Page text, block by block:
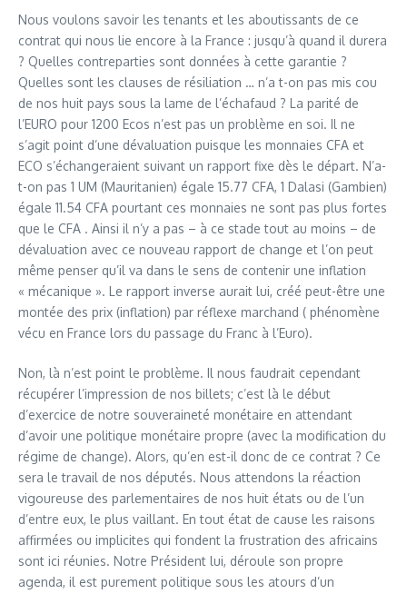
Nous voulons savoir les tenants et les aboutissants de ce
contrat qui nous lie encore à la France : jusqu’à quand il durera
? Quelles contreparties sont données à cette garantie ?
Quelles sont les clauses de résiliation … n’a t-on pas mis cou
de nos huit pays sous la lame de l’échafaud ? La parité de
l’EURO pour 1200 Ecos n’est pas un problème en soi. Il ne
s’agit point d’une dévaluation puisque les monnaies CFA et
ECO s’échangeraient suivant un rapport fixe dès le départ. N’a-
t-on pas 1 UM (Mauritanien) égale 15.77 CFA, 1 Dalasi (Gambien)
égale 11.54 CFA pourtant ces monnaies ne sont pas plus fortes
que le CFA . Ainsi il n’y a pas – à ce stade tout au moins – de
dévaluation avec ce nouveau rapport de change et l’on peut
même penser qu’il va dans le sens de contenir une inflation
« mécanique ». Le rapport inverse aurait lui, créé peut-être une
montée des prix (inflation) par réflexe marchand ( phénomène
vécu en France lors du passage du Franc à l’Euro).
Non, là n’est point le problème. Il nous faudrait cependant
récupérer l’impression de nos billets; c’est là le début
d’exercice de notre souveraineté monétaire en attendant
d’avoir une politique monétaire propre (avec la modification du
régime de change). Alors, qu’en est-il donc de ce contrat ? Ce
sera le travail de nos députés. Nous attendons la réaction
vigoureuse des parlementaires de nos huit états ou de l’un
d’entre eux, le plus vaillant. En tout état de cause les raisons
affirmées ou implicites qui fondent la frustration des africains
sont ici réunies. Notre Président lui, déroule son propre
agenda, il est purement politique sous les atours d’un